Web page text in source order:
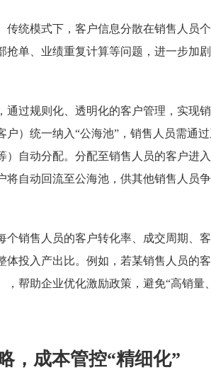
统模式下，客户信息分散在销售人员
单、业绩重复计算等问题，进一步加
，通过规则化、透明化的客户管理，实现
）统一纳入“公海池”，销售人员需通
自动分配。分配至销售人员的客户进
自动回流至公海池，供其他销售人员
个销售人员的客户转化率、成交周期、
投入产出比。例如，若某销售人员的
帮助企业优化激励政策，避免“高销量
，成本管控“精细化”